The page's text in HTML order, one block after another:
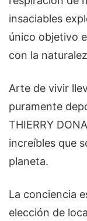
insaciables
único objetivo
con la
Arte de vivir
puramente
THIERRY
increíbles que
planeta.
La conciencia
elección de